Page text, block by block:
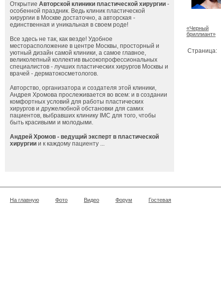
Открытие Авторской клиники пластической хирургии -
особенной праздник. Ведь клиник пластической
хирургии в Москве достаточно, а авторская -
единственная и уникальная в своем роде!
Все здесь не так, как везде! Удобное
месторасположение в центре Москвы, просторный и
уютный дизайн самой клиники, а самое главное,
великолепный коллектив высокопрофессиональных
специалистов - лучших пластических хирургов Москвы и
врачей - дерматокосметологов.
Авторство, организатора и создателя этой клиники,
Андрея Хромова прослеживается во всем: и в создании
комфортных условий для работы пластических
хирургов и дружелюбной обстановки для самих
пациентов, выбравших клинику IMC для того, чтобы
быть красивыми и молодыми.
Андрей Хромов - ведущий эксперт в пластической
хирургии и к каждому пациенту ...
«Черный
бриллиант»
Страница:
На главную Фото Видео Форум Гостевая